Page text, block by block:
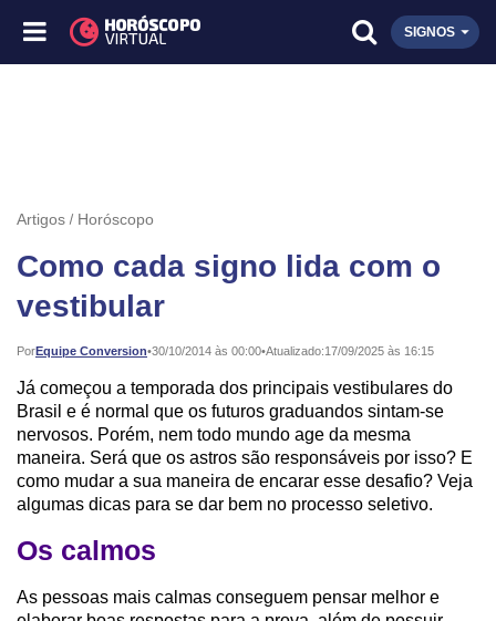
SIGNOS
Artigos Horóscopo
Como cada signo lida com o
vestibular
PorEquipe Conversion•
Publicado: 30/10/2014 às 00:00•Atualizado:17/09/2025 às 16:15
Já começou a temporada dos principais vestibulares do
Brasil e é normal que os futuros graduandos sintam-se
nervosos. Porém, nem todo mundo age da mesma
maneira. Será que os astros são responsáveis por isso? E
como mudar a sua maneira de encarar esse desafio? Veja
algumas dicas para se dar bem no processo seletivo.
Os calmos
As pessoas mais calmas conseguem pensar melhor e